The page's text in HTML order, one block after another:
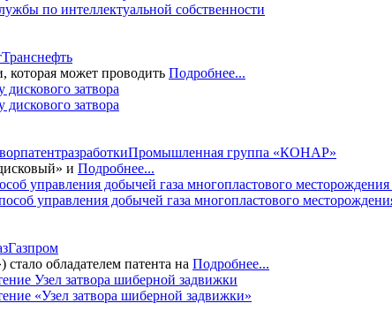
по интеллектуальной собственности
Транснефть
может проводить Подробнее...
затвора
патентразработкиПромышленная группа «КОНАР»
и Подробнее...
управления добычей газа многопластового
Газпром
обладателем патента на Подробнее...
«Узел затвора шиберной задвижки»